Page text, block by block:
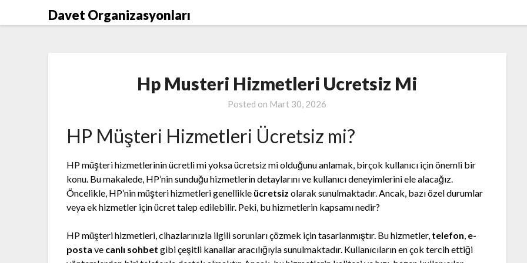
Davet Organizasyonları
Hp Musteri Hizmetleri Ucretsiz Mi
Posted on Mart 30, 2026
HP Müşteri Hizmetleri Ücretsiz mi?
HP müşteri hizmetlerinin ücretli mi yoksa ücretsiz mi olduğunu anlamak, birçok kullanıcı için önemli bir
konu. Bu makalede, HP’nin sunduğu hizmetlerin detaylarını ve kullanıcı deneyimlerini ele alacağız.
Öncelikle, HP’nin müşteri hizmetleri genellikle ücretsiz olarak sunulmaktadır. Ancak, bazı özel durumlar
veya ek hizmetler için ücret talep edilebilir. Peki, bu hizmetlerin kapsamı nedir?
HP müşteri hizmetleri, cihazlarınızla ilgili sorunları çözmek için tasarlanmıştır. Bu hizmetler, telefon, e-
posta ve canlı sohbet gibi çeşitli kanallar aracılığıyla sunulmaktadır. Kullanıcıların en çok tercih ettiği